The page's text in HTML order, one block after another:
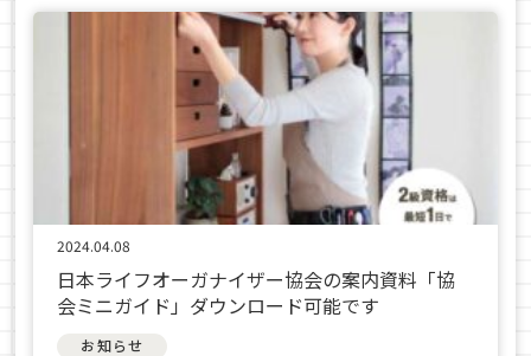
2024.04.08
日本ライフオーガナイザー協会の案内資料「協
会ミニガイド」ダウンロード可能です
お知らせ